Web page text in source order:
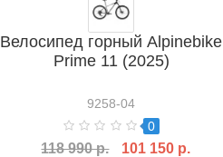
Велосипед горный Alpinebike
Prime 11 (2025)
9258-04
0
118 990 р. 101 150 р.